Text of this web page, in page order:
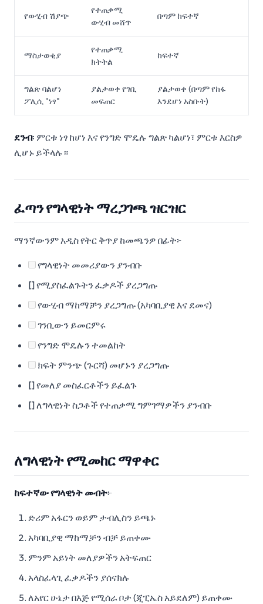
የውሂብ ሽያጭ
የተጠቃሚ
ውሂብ መሸጥ
በጣም ከፍተኛ
ማስታወቂያ
የተጠቃሚ
ክትትል
ከፍተኛ
ግልጽ ባልሆነ
ፖሊሲ "ነፃ"
ያልታወቀ የገቢ
መፍጠር
ያልታወቀ (በጣም የከፋ
እንደሆነ አስቡት)
ደንብ፡ ምርቱ ነፃ ከሆነ እና የንግድ ሞዴሉ ግልጽ ካልሆነ፣ ምርቱ እርስዎ
ሊሆኑ ይችላሉ።
ፈጣን የግላዊነት ማረጋገጫ ዝርዝር
ማንኛውንም አዲስ የትር ቅጥያ ከመጫንዎ በፊት፦
የግላዊነት መመሪያውን ያንብቡ
[] የሚያስፈልጉትን ፈቃዶች ያረጋግጡ
የውሂብ ማከማቻን ያረጋግጡ (አካባቢያዊ እና ደመና)
ገንቢውን ይመርምሩ
የንግድ ሞዴሉን ተመልከት
ክፍት ምንጭ (ጉርሻ) መሆኑን ያረጋግጡ
[] የመለያ መስፈርቶችን ይፈልጉ
[] ለግላዊነት ስጋቶች የተጠቃሚ ግምገማዎችን ያንብቡ
ለግላዊነት የሚመከር ማዋቀር
ከፍተኛው የግላዊነት መብት፦
ድሪም አፋርን ወይም ታብሊስን ይጫኑ
አካባቢያዊ ማከማቻን ብቻ ይጠቀሙ
ምንም አይነት መለያዎችን አትፍጠር
አላስፈላጊ ፈቃዶችን ያሰናክሉ
ለአየር ሁኔታ በእጅ የሚሰራ ቦታ (ጂፒኤስ አይደለም) ይጠቀሙ